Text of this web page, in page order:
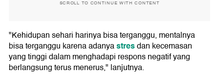
SCROLL TO CONTINUE WITH CONTENT
"Kehidupan sehari harinya bisa terganggu, mentalnya
bisa terganggu karena adanyastresdan kecemasan
yang tinggi dalam menghadapi respons negatif yang
berlangsung terus menerus," lanjutnya.